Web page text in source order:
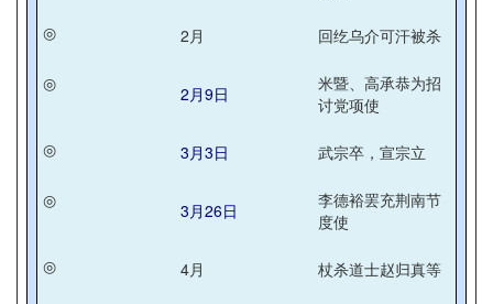
◎
2月 回纥乌介可汗被杀
◎ 2月9日
米暨、高承恭为招
讨党项使
◎
3月3日 武宗卒，宣宗立
◎ 3月26日
李德裕罢充荆南节
度使
◎
4月 杖杀道士赵归真等